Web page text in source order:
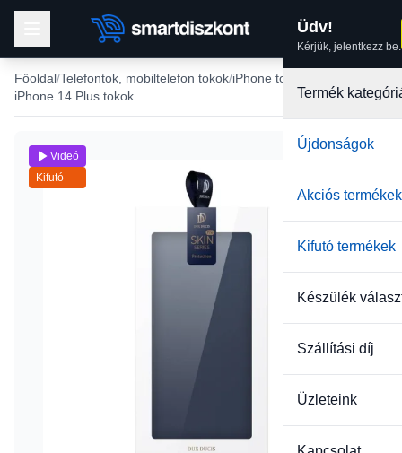
Üdv!
Kérjük, jelentkezz be.
Termék
Újdonságok
Akciós termékek
Kifutó termékek
Készülék
Szállítási díj
Üzleteink
Főoldal Telefontok, mobiltelefon tokok iPhone tokok
iPhone 14 Plus tokok
Videó
Kifutó